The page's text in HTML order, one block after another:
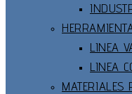
LINEA
LINEA
MATERIALES